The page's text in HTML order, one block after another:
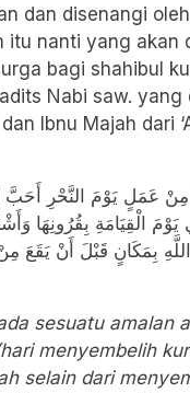
dan disenangi
itu nanti yang akan
bagi shahibul
Nabi saw. yang
Ibnu Majah dari
عَمَلٍ يَوْمَ النَّحْرِ أَحَبَّ
يَوْمَ الْقِيَامَةِ بِقُرُونِهَا
بِمَكَانٍ قَبْلَ أَنْ يَقَعَ
sesuatu amalan
menyembelih
selain dari